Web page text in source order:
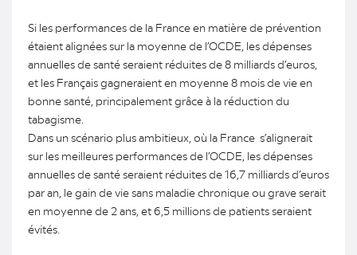
Si les performances de la France en matière de prévention
étaient alignées sur la moyenne de l’OCDE, les dépenses
annuelles de santé seraient réduites de 8 milliards d’euros,
et les Français gagneraient en moyenne 8 mois de vie en
bonne santé, principalement grâce à la réduction du
tabagisme.
Dans un scénario plus ambitieux, où la France s’alignerait
sur les meilleures performances de l’OCDE, les dépenses
annuelles de santé seraient réduites de 16,7 milliards d’euros
par an, le gain de vie sans maladie chronique ou grave serait
en moyenne de 2 ans, et 6,5 millions de patients seraient
évités.